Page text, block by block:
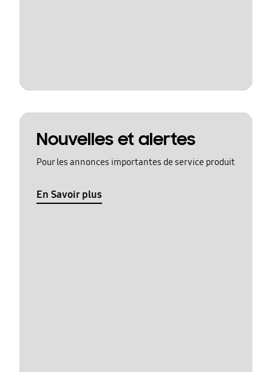
Nouvelles et alertes
Pour les annonces importantes de service produit
En Savoir plus